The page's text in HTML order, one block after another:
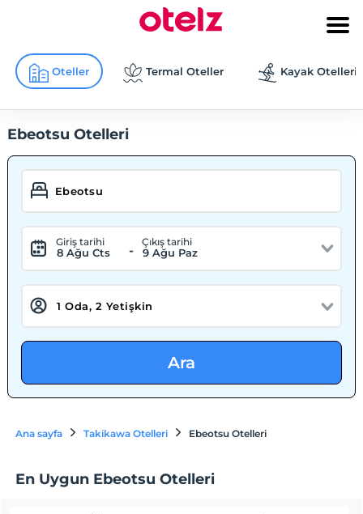
Oteller Termal Oteller Kayak Otelleri
Ebeotsu Otelleri
Giriş tarihi
8 Ağu Cts -
Çıkış tarihi
9 Ağu Paz
Ara
Ana sayfa Takikawa Otelleri Ebeotsu Otelleri
En Uygun Ebeotsu Otelleri